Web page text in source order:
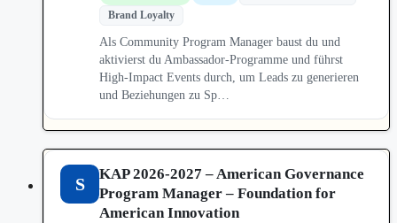
Brand Loyalty
Als Community Program Manager baust du und
aktivierst du Ambassador-Programme und führst
High-Impact Events durch, um Leads zu generieren
und Beziehungen zu Sp…
S
KAP 2026-2027 – American Governance
Program Manager – Foundation for
American Innovation